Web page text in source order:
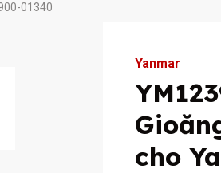
01340
Yanmar
cho